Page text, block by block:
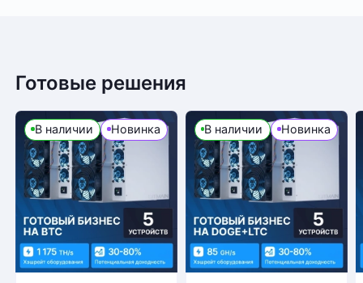
Готовые решения
В наличии Новинка В наличии Новинка